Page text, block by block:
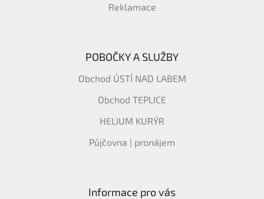
Reklamace
POBOČKY A SLUŽBY
Obchod ÚSTÍ NAD LABEM
Obchod TEPLICE
HELIUM KURÝR
Půjčovna | pronájem
Informace pro vás